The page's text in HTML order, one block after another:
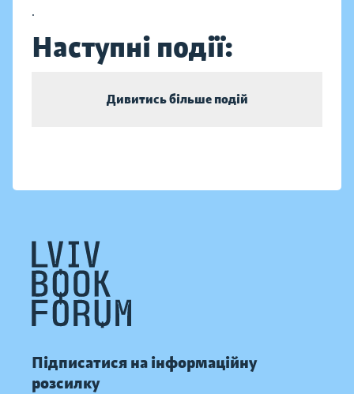
.
Наступні події:
Дивитись більше подій
Підписатися на інформаційну
розсилку